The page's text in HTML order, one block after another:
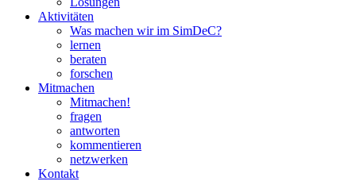
Aktivitäten
Was machen wir im SimDeC?
lernen
beraten
forschen
Mitmachen
Mitmachen!
fragen
antworten
kommentieren
netzwerken
Kontakt